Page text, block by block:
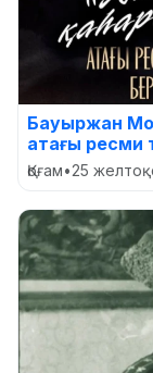
Бауыржан
атағы ресми
Қоғам•25